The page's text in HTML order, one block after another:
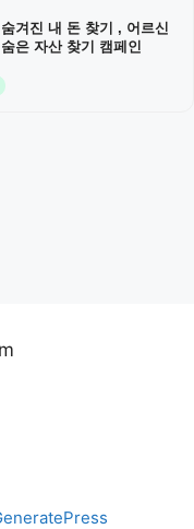
겨진 내 돈 찾기 , 어르신
은 자산 찾기 캠페인